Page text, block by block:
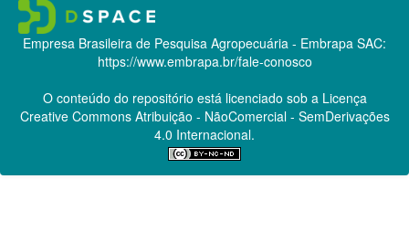
Empresa Brasileira de Pesquisa Agropecuária - Embrapa SAC:
https://www.embrapa.br/fale-conosco
O conteúdo do repositório está licenciado sob a Licença
Creative CommonsAtribuição - NãoComercial - SemDerivações
4.0 Internacional.